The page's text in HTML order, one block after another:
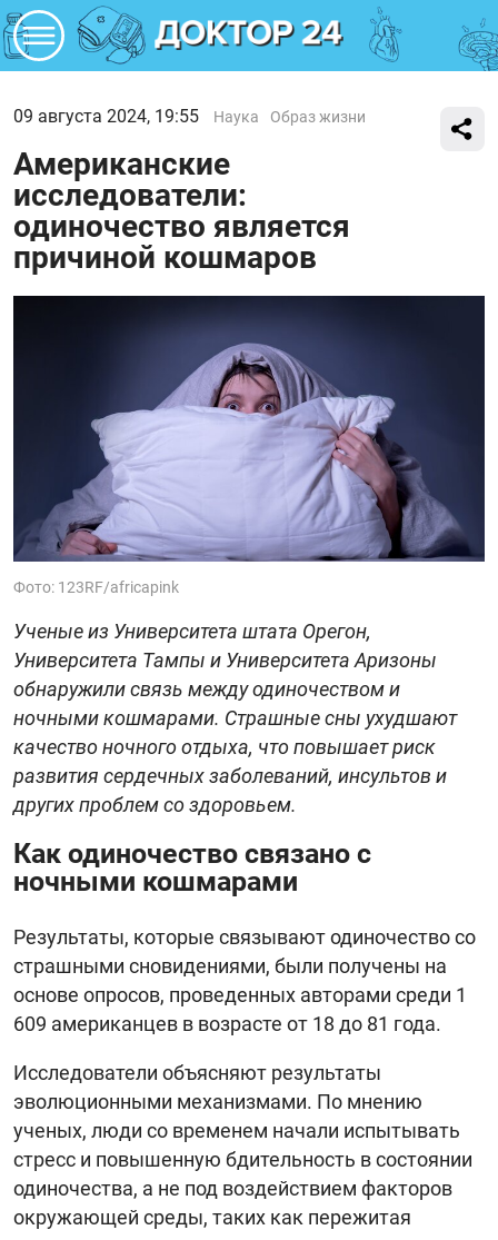
09 августа 2024, 19:55 Наука Образ жизни
Американские
исследователи:
одиночество является
причиной кошмаров
Фото: 123RF/africapink
Ученые из Университета штата Орегон,
Университета Тампы и Университета Аризоны
обнаружили связь между одиночеством и
ночными кошмарами. Страшные сны ухудшают
качество ночного отдыха, что повышает риск
развития сердечных заболеваний, инсультов и
других проблем со здоровьем.
Как одиночество связано с
ночными кошмарами
Результаты, которые связывают одиночество со
страшными сновидениями, были получены на
основе опросов, проведенных авторами среди 1
609 американцев в возрасте от 18 до 81 года.
Исследователи объясняют результаты
эволюционными механизмами. По мнению
ученых, люди со временем начали испытывать
стресс и повышенную бдительность в состоянии
одиночества, а не под воздействием факторов
окружающей среды, таких как пережитая